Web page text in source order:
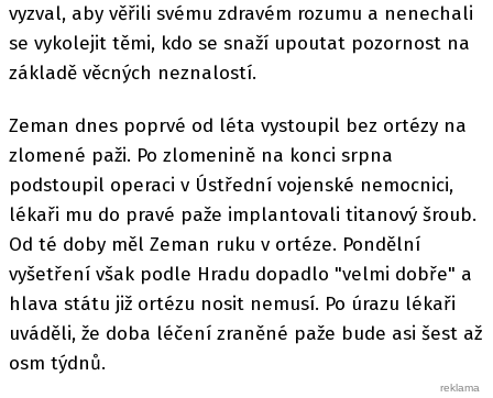
vyzval, aby věřili svému zdravém rozumu a nenechali
se vykolejit těmi, kdo se snaží upoutat pozornost na
základě věcných neznalostí.
Zeman dnes poprvé od léta vystoupil bez ortézy na
zlomené paži. Po zlomenině na konci srpna
podstoupil operaci v Ústřední vojenské nemocnici,
lékaři mu do pravé paže implantovali titanový šroub.
Od té doby měl Zeman ruku v ortéze. Pondělní
vyšetření však podle Hradu dopadlo "velmi dobře" a
hlava státu již ortézu nosit nemusí. Po úrazu lékaři
uváděli, že doba léčení zraněné paže bude asi šest až
osm týdnů.